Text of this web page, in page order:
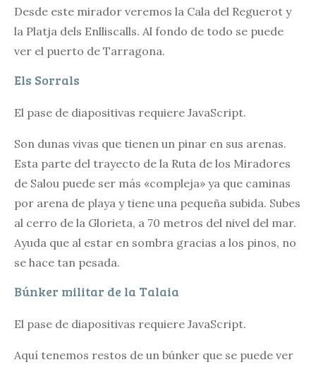
Desde este mirador veremos la Cala del Reguerot y
la Platja dels Enlliscalls. Al fondo de todo se puede
ver el puerto de Tarragona.
Els Sorrals
El pase de diapositivas requiere JavaScript.
Son dunas vivas que tienen un pinar en sus arenas.
Esta parte del trayecto de la Ruta de los Miradores
de Salou puede ser más «compleja» ya que caminas
por arena de playa y tiene una pequeña subida. Subes
al cerro de la Glorieta, a 70 metros del nivel del mar.
Ayuda que al estar en sombra gracias a los pinos, no
se hace tan pesada.
Búnker militar de la Talaia
El pase de diapositivas requiere JavaScript.
Aquí tenemos restos de un búnker que se puede ver